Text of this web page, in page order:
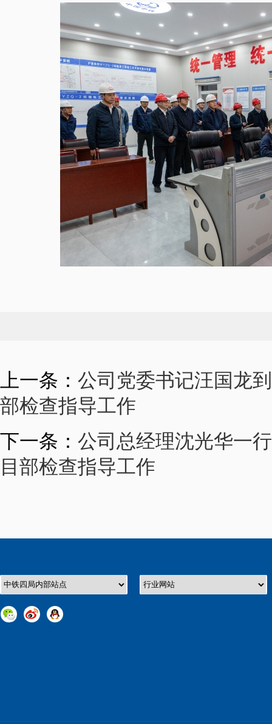
上一条： 公司党委书记汪国龙
部检查指导工作
下一条： 公司总经理沈光华一
目部检查指导工作